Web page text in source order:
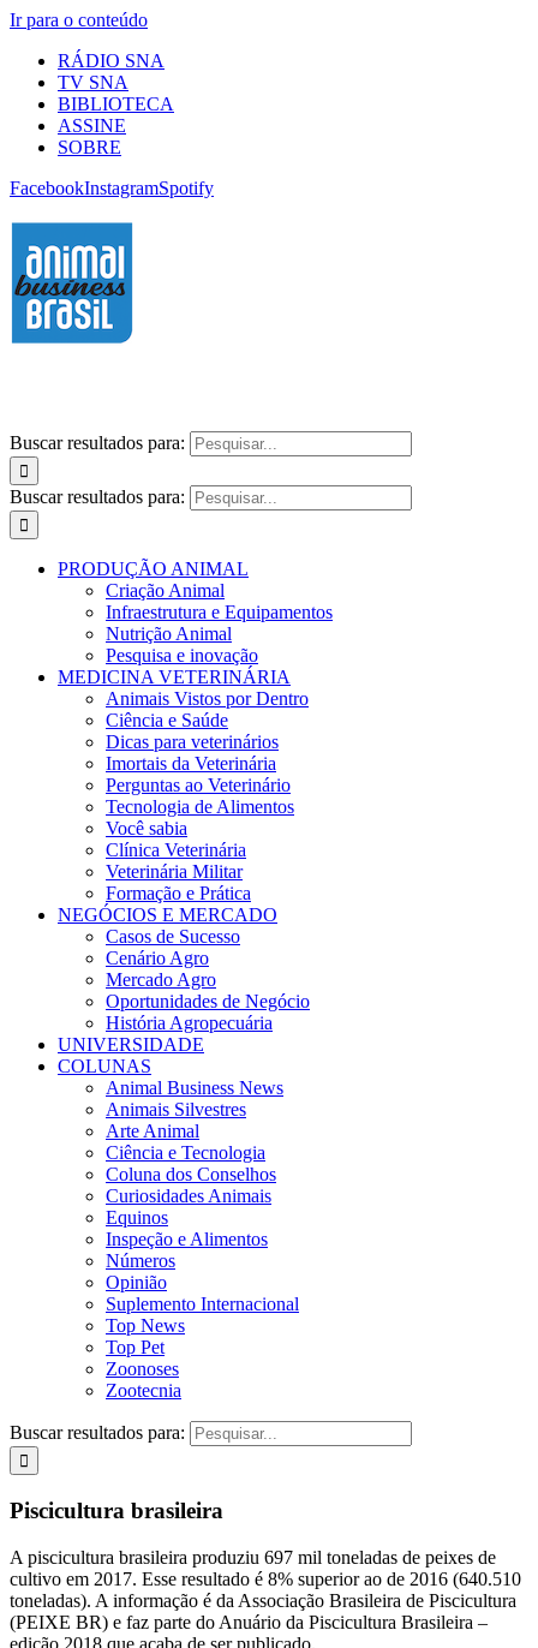
Ir para o conteúdo
RÁDIO SNA
TV SNA
BIBLIOTECA
ASSINE
SOBRE
FacebookInstagramSpotify
Buscar resultados para:
Buscar resultados para:
PRODUÇÃO ANIMAL
Criação Animal
Infraestrutura e Equipamentos
Nutrição Animal
Pesquisa e inovação
MEDICINA VETERINÁRIA
Animais Vistos por Dentro
Ciência e Saúde
Dicas para veterinários
Imortais da Veterinária
Perguntas ao Veterinário
Tecnologia de Alimentos
Você sabia
Clínica Veterinária
Veterinária Militar
Formação e Prática
NEGÓCIOS E MERCADO
Casos de Sucesso
Cenário Agro
Mercado Agro
Oportunidades de Negócio
História Agropecuária
UNIVERSIDADE
COLUNAS
Animal Business News
Animais Silvestres
Arte Animal
Ciência e Tecnologia
Coluna dos Conselhos
Curiosidades Animais
Equinos
Inspeção e Alimentos
Números
Opinião
Suplemento Internacional
Top News
Top Pet
Zoonoses
Zootecnia
Buscar resultados para:
Piscicultura brasileira
A piscicultura brasileira produziu 697 mil toneladas de peixes de
cultivo em 2017. Esse resultado é 8% superior ao de 2016 (640.510
toneladas). A informação é da Associação Brasileira de Piscicultura
(PEIXE BR) e faz parte do Anuário da Piscicultura Brasileira –
edição 2018 que acaba de ser publicado.